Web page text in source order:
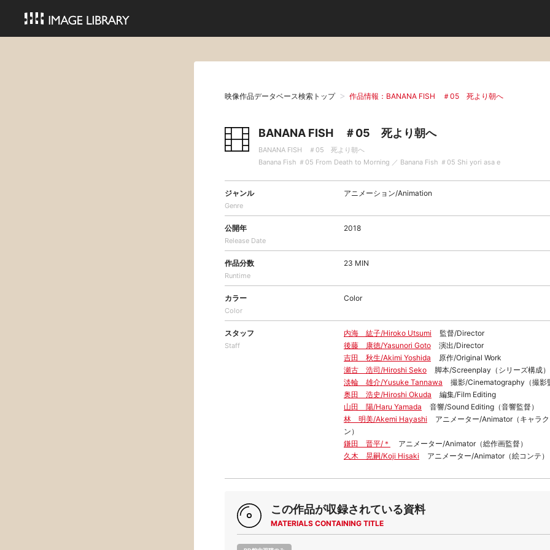
映像作品データベース検索トップ 作品情報：BANANA FISH ＃05 死より朝へ
BANANA FISH ＃05 死より朝へ
BANANA FISH ＃05 死より朝へ
Banana Fish ＃05 From Death to Morning ／ Banana Fish ＃05 Shi yori asa e
ジャンル
Genre
アニメーション/Animation
公開年
Release Date
2018
作品分数
Runtime
23 MIN
カラー
Color
Color
スタッフ
Staff
内海 紘子/Hiroko Utsumi
監督/Director
後藤 康徳/Yasunori Goto
演出/Director
吉田 秋生/Akimi Yoshida
原作/Original Work
瀬古 浩司/Hiroshi Seko
脚本/Screenplay（シリーズ構成）
淡輪 雄介/Yusuke Tannawa
撮影/Cinematography（撮影
奥田 浩史/Hiroshi Okuda
編集/Film Editing
山田 陽/Haru Yamada
音響/Sound Editing（音響監督）
林 明美/Akemi Hayashi
アニメーター/Animator（キャラ
ン）
鎌田 晋平/＊
アニメーター/Animator（総作画監督）
久木 晃嗣/Koji Hisaki
アニメーター/Animator（絵コンテ）
この作品が収録されている資料
MATERIALS CONTAINING TITLE